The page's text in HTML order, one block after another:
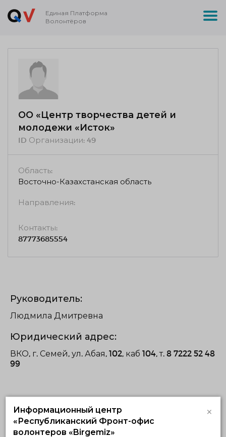
Единая Платформа
Волонтёров
ОО «Центр творчества детей и
молодежи «Исток»
ID Организации: 49
Область:
Восточно-Казахстанская область
Направления:
Контакты:
87773685554
Руководитель:
Людмила Дмитревна
Юридический адрес:
ВКО, г. Семей, ул. Абая, 102, каб 104, т. 8 7222 52 48
99
Проекты
Информационный центр
«Республиканский Фронт-офис
волонтеров «Birgemiz»
×